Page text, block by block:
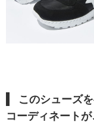
このシューズ
コーディネートが